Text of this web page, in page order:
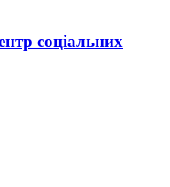
соціальних